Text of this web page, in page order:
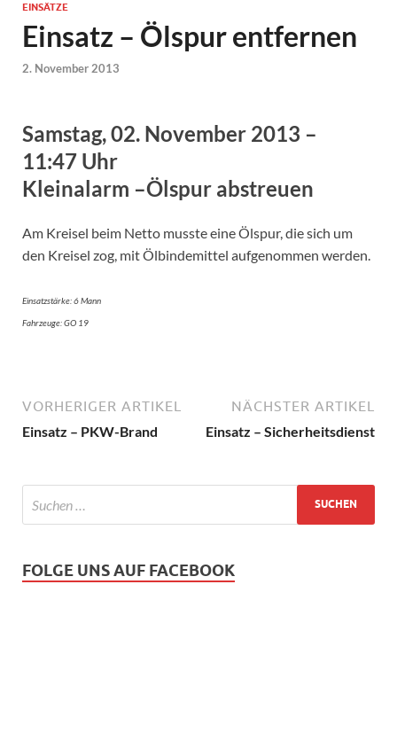
EINSÄTZE
Einsatz – Ölspur entfernen
2. November 2013
Samstag, 02. November 2013 –
11:47 Uhr
Kleinalarm –Ölspur abstreuen
Am Kreisel beim Netto musste eine Ölspur, die sich um
den Kreisel zog, mit Ölbindemittel aufgenommen werden.
Einsatzstärke: 6 Mann
Fahrzeuge: GO 19
VORHERIGER ARTIKEL
Einsatz – PKW-Brand
NÄCHSTER ARTIKEL
Einsatz – Sicherheitsdienst
FOLGE UNS AUF FACEBOOK